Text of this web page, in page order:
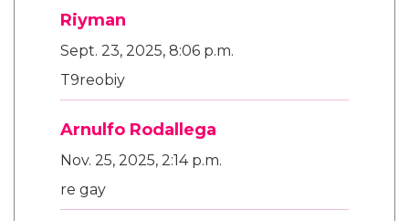
Riyman
Sept. 23, 2025, 8:06 p.m.
T9reobiy
Arnulfo Rodallega
Nov. 25, 2025, 2:14 p.m.
re gay